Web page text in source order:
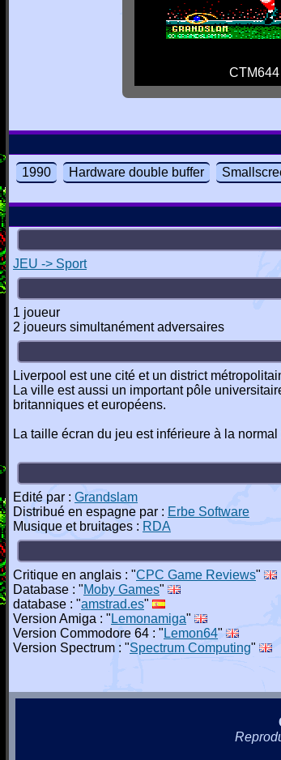
1990 Hardware double buffer
JEU -> Sport
1 joueur
2 joueurs simultanément adversaires
Liverpool est une cité et un district
La ville est aussi un important pôle
britanniques et européens.
La taille écran du jeu est inférieure à la
Edité par : Grandslam
Distribué en espagne par : Erbe Software
Musique et bruitages : RDA
Critique en anglais : "CPC Game Reviews"
Database : "Moby Games"
database : "amstrad.es"
Version Amiga : " Lemonamiga"
Version Commodore 64 : " Lemon64"
Version Spectrum : "Spectrum Computing"